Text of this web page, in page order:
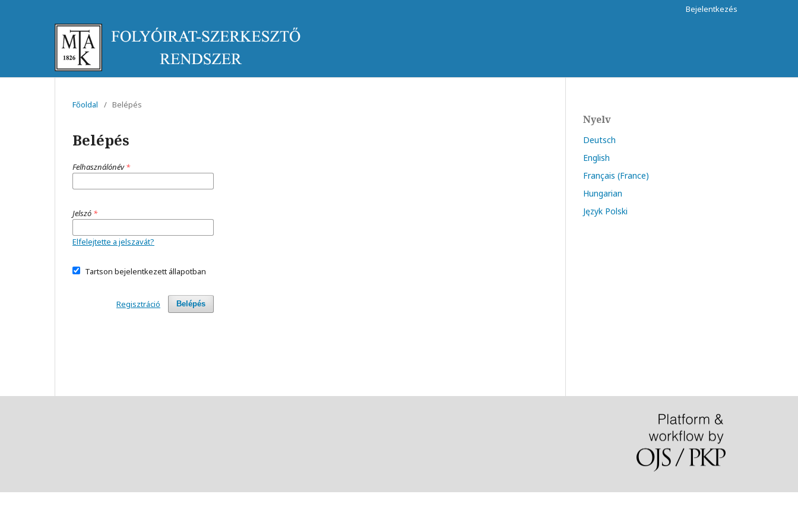
Bejelentkezés
Főoldal / Belépés
Belépés
Felhasználónév*
Jelszó *
Elfelejtette a jelszavát?
Tartson bejelentkezett állapotban
Belépés
Regisztráció
Nyelv
Deutsch
English
Français (France)
Hungarian
Język Polski